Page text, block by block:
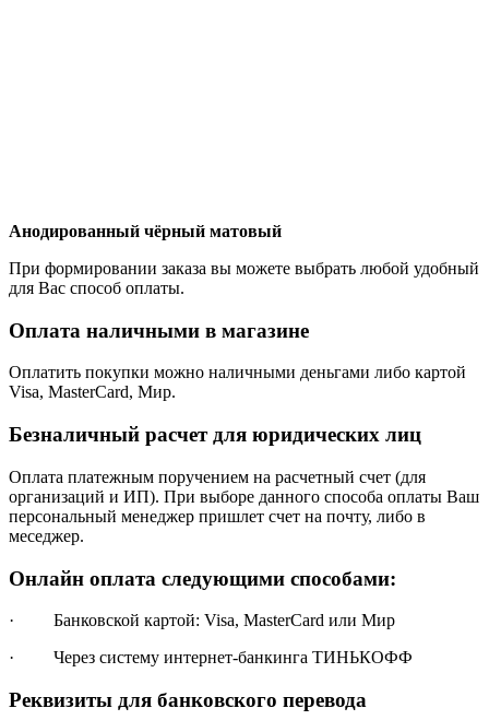
Анодированный чёрный матовый
При формировании заказа вы можете выбрать любой удобный
для Вас способ оплаты.
Оплата наличными в магазине
Оплатить покупки можно наличными деньгами либо картой
Visa, MasterCard, Мир.
Безналичный расчет для юридических лиц
Оплата платежным поручением на расчетный счет (для
организаций и ИП). При выборе данного способа оплаты Ваш
персональный менеджер пришлет счет на почту, либо в
меседжер.
Онлайн оплата следующими способами:
· Банковской картой: Visa, MasterCard или Мир
· Через систему интернет-банкинга ТИНЬКОФФ
Реквизиты для банковского перевода